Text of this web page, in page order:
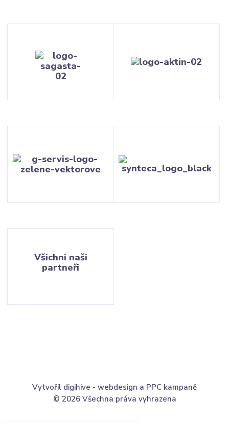
Všichni naši
partneři
© 2026 Všechna práva vyhrazena
Vytvořil digihive - webdesign a PPC kampaně